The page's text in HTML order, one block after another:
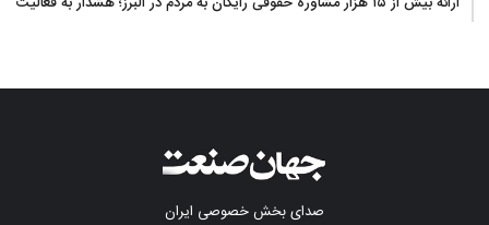
صدای بخش خصوصی ایران